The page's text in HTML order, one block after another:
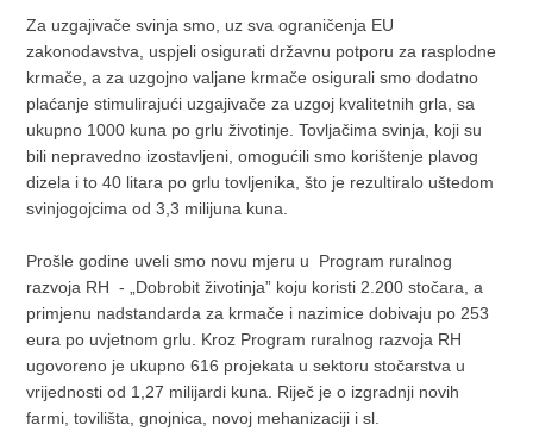
Za uzgajivače svinja smo, uz sva ograničenja EU
zakonodavstva, uspjeli osigurati državnu potporu za rasplodne
krmače, a za uzgojno valjane krmače osigurali smo dodatno
plaćanje stimulirajući uzgajivače za uzgoj kvalitetnih grla, sa
ukupno 1000 kuna po grlu životinje. Tovljačima svinja, koji su
bili nepravedno izostavljeni, omogućili smo korištenje plavog
dizela i to 40 litara po grlu tovljenika, što je rezultiralo uštedom
svinjogojcima od 3,3 milijuna kuna.
Prošle godine uveli smo novu mjeru u Program ruralnog
razvoja RH - „Dobrobit životinja” koju koristi 2.200 stočara, a
primjenu nadstandarda za krmače i nazimice dobivaju po 253
eura po uvjetnom grlu. Kroz Program ruralnog razvoja RH
ugovoreno je ukupno 616 projekata u sektoru stočarstva u
vrijednosti od 1,27 milijardi kuna. Riječ je o izgradnji novih
farmi, tovilišta, gnojnica, novoj mehanizaciji i sl.